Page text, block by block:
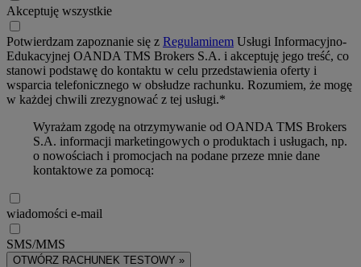
Akceptuję wszystkie
Potwierdzam zapoznanie się z Regulaminem Usługi Informacyjno-
Edukacyjnej OANDA TMS Brokers S.A. i akceptuję jego treść, co
stanowi podstawę do kontaktu w celu przedstawienia oferty i
wsparcia telefonicznego w obsłudze rachunku. Rozumiem, że mogę
w każdej chwili zrezygnować z tej usługi.*
Wyrażam zgodę na otrzymywanie od OANDA TMS Brokers
S.A. informacji marketingowych o produktach i usługach, np.
o nowościach i promocjach na podane przeze mnie dane
kontaktowe za pomocą:
wiadomości e-mail
SMS/MMS
OTWÓRZ RACHUNEK TESTOWY »